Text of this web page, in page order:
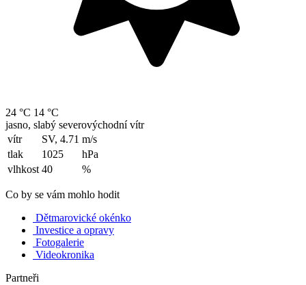
24 °C 14 °C
jasno, slabý severovýchodní vítr
vítr
SV, 4.71 m/s
tlak
1025
hPa
vlhkost 40 %
Co by se vám mohlo hodit
Dětmarovické okénko
Investice a opravy
Fotogalerie
Videokronika
Partneři